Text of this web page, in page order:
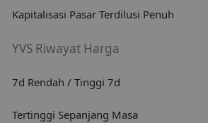
Kapitalisasi Pasar Terdilusi Penuh
YVS Riwayat Harga
7d Rendah / Tinggi 7d
Tertinggi Sepanjang Masa